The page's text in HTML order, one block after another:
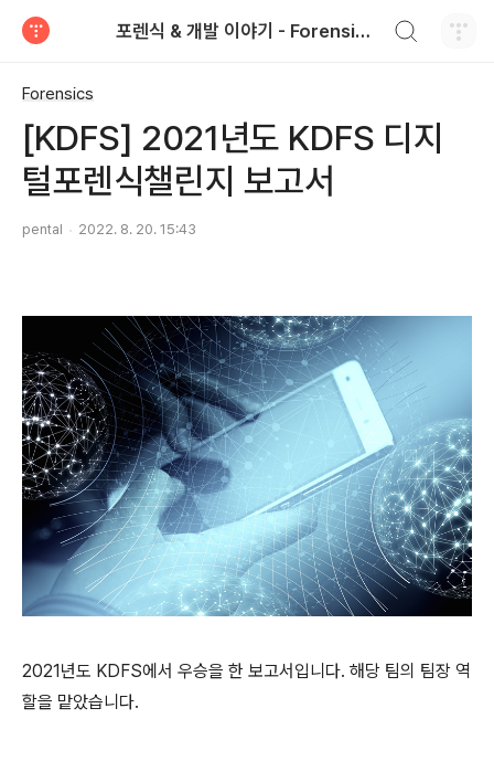
포렌식 & 개발 이야기 - Forensics & Development
Forensics
[KDFS] 2021년도 KDFS 디지
털포렌식챌린지 보고서
pental 2022. 8. 20. 15:43
2021년도 KDFS에서 우승을 한 보고서입니다. 해당 팀의 팀장 역
할을 맡았습니다.